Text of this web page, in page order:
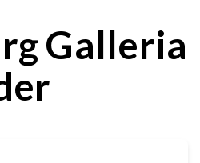
Galleria